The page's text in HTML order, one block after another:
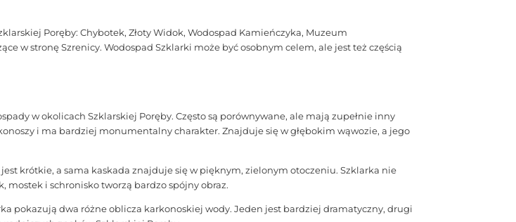
Poręby: Chybotek, Złoty Widok, Wodospad Kamieńczyka, Muzeum
w stronę Szrenicy. Wodospad Szklarki może być osobnym celem, ale jest też częścią
w okolicach Szklarskiej Poręby. Często są porównywane, ale mają zupełnie inny
i ma bardziej monumentalny charakter. Znajduje się w głębokim wąwozie, a jego
krótkie, a sama kaskada znajduje się w pięknym, zielonym otoczeniu. Szklarka nie
mostek i schronisko tworzą bardzo spójny obraz.
pokazują dwa różne oblicza karkonoskiej wody. Jeden jest bardziej dramatyczny, drugi